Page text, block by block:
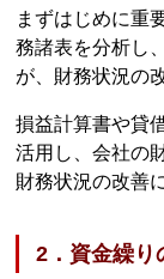
まずはじめに重
務諸表を分析し
が、財務状況の
損益計算書や貸
活用し、会社の
財務状況の改善
2．資金繰り